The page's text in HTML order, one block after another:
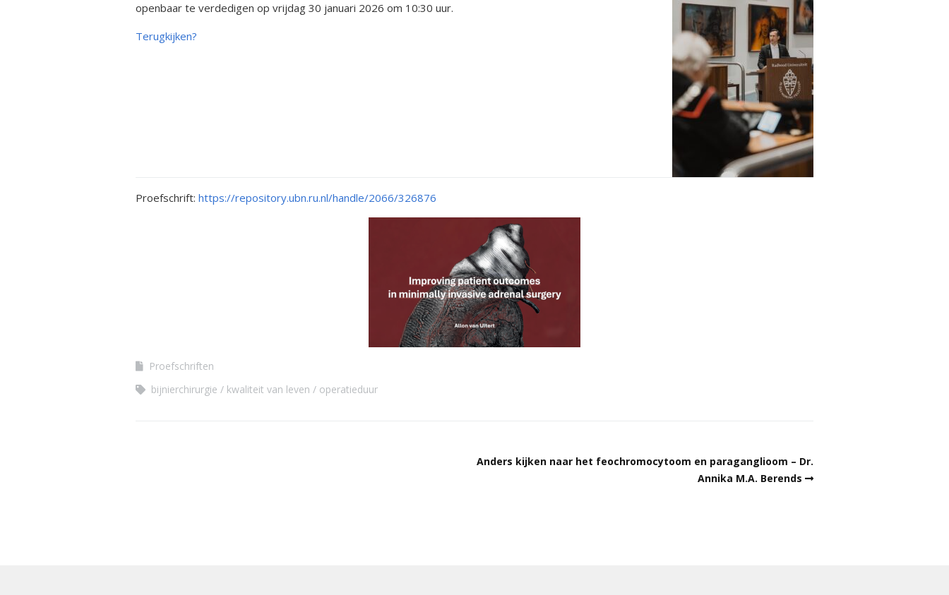
Immuuntherapie en de
Feochromocytoom
Bijnierschorscarcinoom
Ervaringsverhalen
Mini-docu’s
Veelgestelde vragen
openbaar te verdedigen op vrijdag 30 januari 2026 om 10:30 uur.
Terugkijken?
Proefschrift: https://repository.ubn.ru.nl/handle/2066/326876
Proefschriften
bijnierchirurgie
kwaliteit van leven operatieduur
Anders kijken naar het feochromocytoom en paraganglioom – Dr.
Annika M.A. Berends